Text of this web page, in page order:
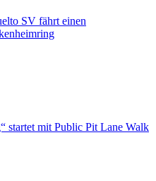
SV fährt einen
startet mit Public Pit Lane Walk